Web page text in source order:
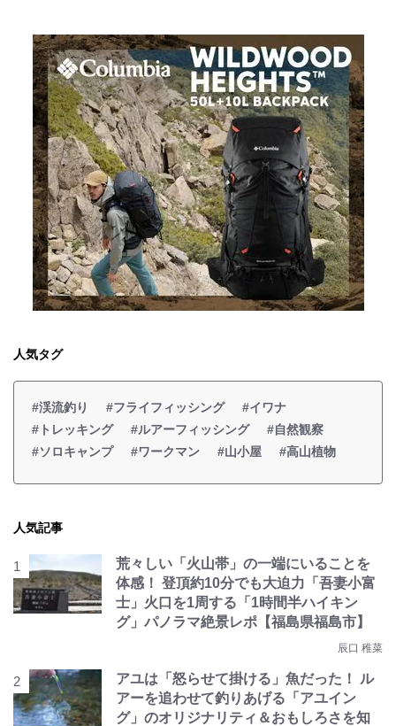
人気タグ
#渓流釣り #フライフィッシング
#イワナ
#トレッキング
#ルアーフィッシング
#自然観察
#ソロキャンプ
#ワークマン #山小屋 #高山植物
人気記事
荒々しい「火山帯」の一端にいることを
体感！ 登頂約10分でも大迫力「吾妻小富
士」火口を1周する「1時間半ハイキン
グ」パノラマ絶景レポ【福島県福島市】
辰口 稚菜
アユは「怒らせて掛ける」魚だった！ ル
アーを追わせて釣りあげる「アユイン
グ」のオリジナリティ＆おもしろさを知